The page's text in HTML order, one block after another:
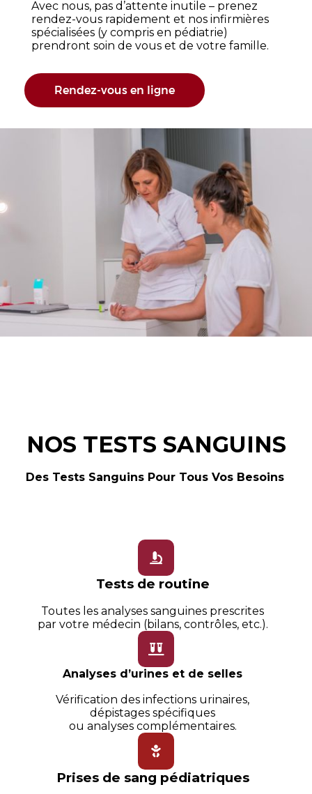
Avec nous, pas d’attente inutile – prenez
rendez-vous rapidement et nos infirmières
spécialisées (y compris en pédiatrie)
prendront soin de vous et de votre famille.
Rendez-vous en ligne
NOS TESTS SANGUINS
Des Tests Sanguins Pour Tous Vos Besoins
Tests de routine
Toutes les analyses sanguines prescrites
par votre médecin (bilans, contrôles, etc.).
Analyses d’urines et de selles
Vérification des infections urinaires,
dépistages spécifiques
ou analyses complémentaires.
Prises de sang pédiatriques